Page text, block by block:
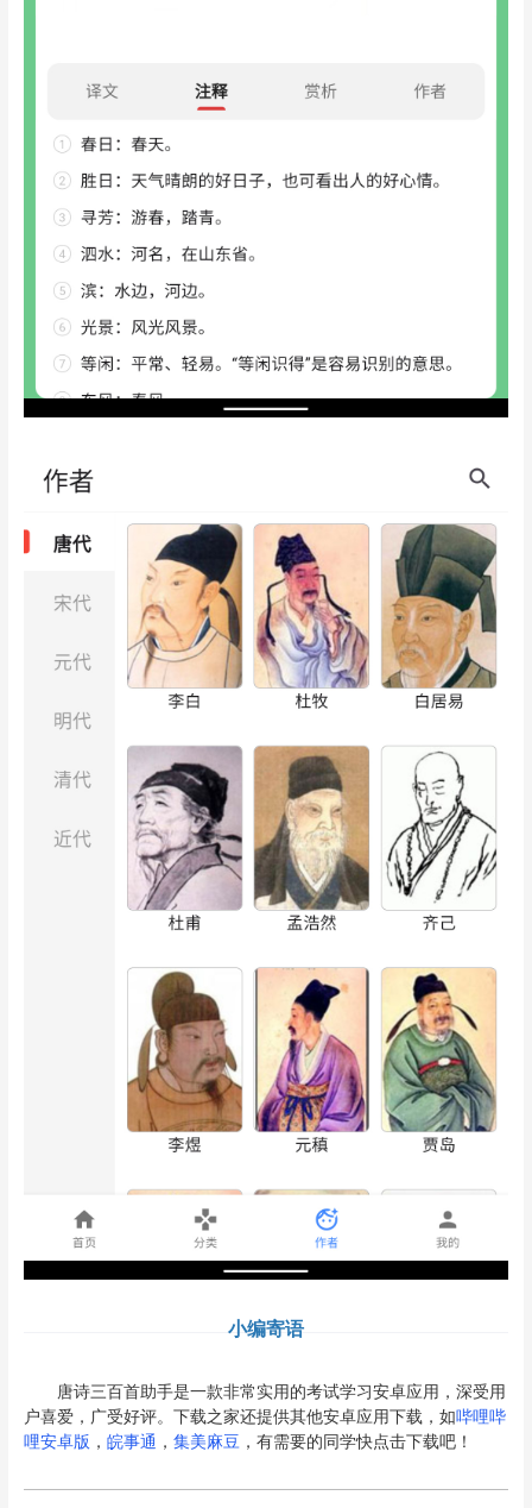
小编寄语
唐诗三百首助手是一款非常实用的考试学习安卓应用，深受用
户喜爱，广受好评。下载之家还提供其他安卓应用下载，如哔哩哔
哩安卓版 ， 皖事通 ， 集美麻豆，有需要的同学快点击下载吧！